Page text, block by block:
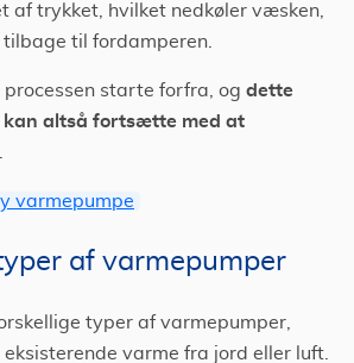
af trykket, hvilket nedkøler væsken,
tilbage til fordamperen.
processen starte forfra, og dette
kan altså fortsætte med at
.
varmepumpe
af varmepumper
typer af varmepumper,
varme fra jord eller luft.